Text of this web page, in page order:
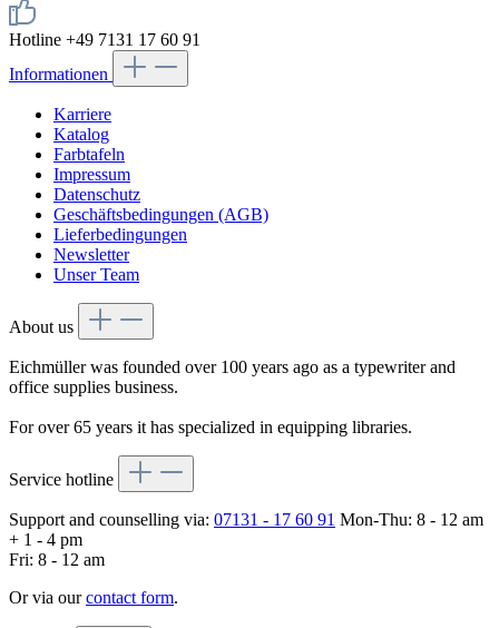
Hotline +49 7131 17 60 91
Informationen
Karriere
Katalog
Farbtafeln
Impressum
Datenschutz
Geschäftsbedingungen (AGB)
Lieferbedingungen
Newsletter
Unser Team
About us
Eichmüller was founded over 100 years ago as a typewriter and
office supplies business.
For over 65 years it has specialized in equipping libraries.
Service hotline
Support and counselling via: 07131 - 17 60 91 Mon-Thu: 8 - 12 am
+ 1 - 4 pm
Fri: 8 - 12 am
Or via ourcontact form.